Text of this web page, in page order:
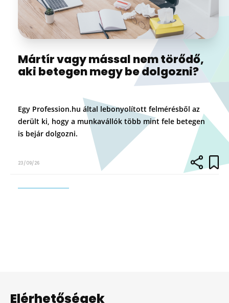
Mártír vagy mással nem törődő,
aki betegen megy be dolgozni?
Egy Profession.hu által lebonyolított felmérésből az
derült ki, hogy a munkavállók több mint fele betegen
is bejár dolgozni.
23/09/26
Elérhetőségek